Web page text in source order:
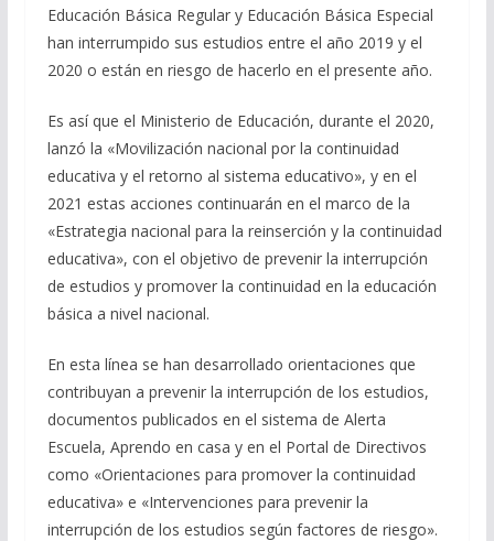
Educación Básica Regular y Educación Básica Especial
han interrumpido sus estudios entre el año 2019 y el
2020 o están en riesgo de hacerlo en el presente año.
Es así que el Ministerio de Educación, durante el 2020,
lanzó la «Movilización nacional por la continuidad
educativa y el retorno al sistema educativo», y en el
2021 estas acciones continuarán en el marco de la
«Estrategia nacional para la reinserción y la continuidad
educativa», con el objetivo de prevenir la interrupción
de estudios y promover la continuidad en la educación
básica a nivel nacional.
En esta línea se han desarrollado orientaciones que
contribuyan a prevenir la interrupción de los estudios,
documentos publicados en el sistema de Alerta
Escuela, Aprendo en casa y en el Portal de Directivos
como «Orientaciones para promover la continuidad
educativa» e «Intervenciones para prevenir la
interrupción de los estudios según factores de riesgo».